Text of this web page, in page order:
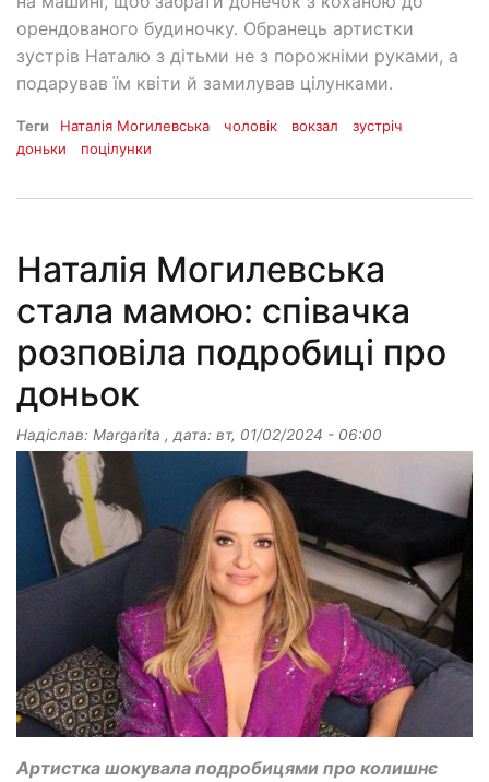
орендованого будиночку. Обранець артистки
зустрів Наталю з дітьми не з порожніми руками, а
подарував їм квіти й замилував цілунками.
Теги Наталія Могилевська чоловік вокзал
зустріч
доньки
поцілунки
Наталія Могилевська
стала мамою: співачка
розповіла подробиці про
доньок
Надіслав: Margarita , дата: вт, 01/02/2024 - 06:00
Артистка шокувала подробицями про колишнє